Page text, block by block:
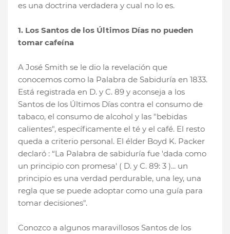
es una doctrina verdadera y cual no lo es.
1. Los Santos de los Últimos Días no pueden
tomar cafeína
A José Smith se le dio la revelación que
conocemos como la Palabra de Sabiduría en 1833.
Está registrada en D. y C. 89 y aconseja a los
Santos de los Últimos Días contra el consumo de
tabaco, el consumo de alcohol y las "bebidas
calientes", específicamente el té y el café. El resto
queda a criterio personal. El élder Boyd K. Packer
declaró : “La Palabra de sabiduría fue 'dada como
un principio con promesa' ( D. y C. 89: 3 )... un
principio es una verdad perdurable, una ley, una
regla que se puede adoptar como una guía para
tomar decisiones".
Conozco a algunos maravillosos Santos de los